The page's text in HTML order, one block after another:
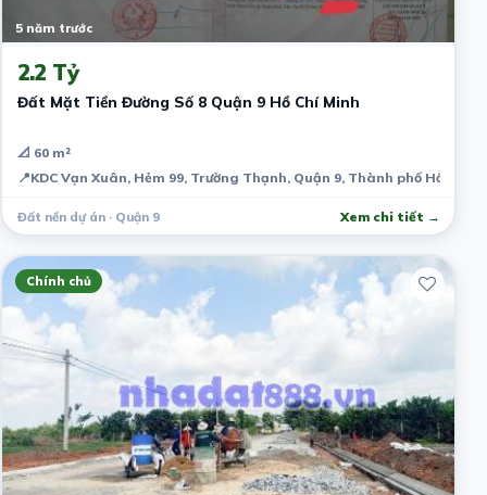
5 năm trước
2.2 Tỷ
Đất Mặt Tiền Đường Số 8 Quận 9 Hồ Chí Minh
📐 60 m²
📍KDC Vạn Xuân, Hẻm 99, Trường Thạnh, Quận 9, Thành phố Hồ Chí
Đất nền dự án · Quận 9 Xem chi tiết →
Chính chủ